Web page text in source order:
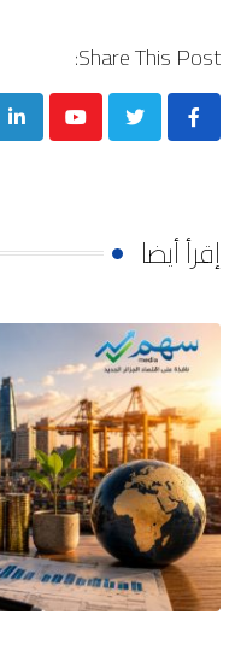
Share This Post:
Youtube
إقرأ أيضا